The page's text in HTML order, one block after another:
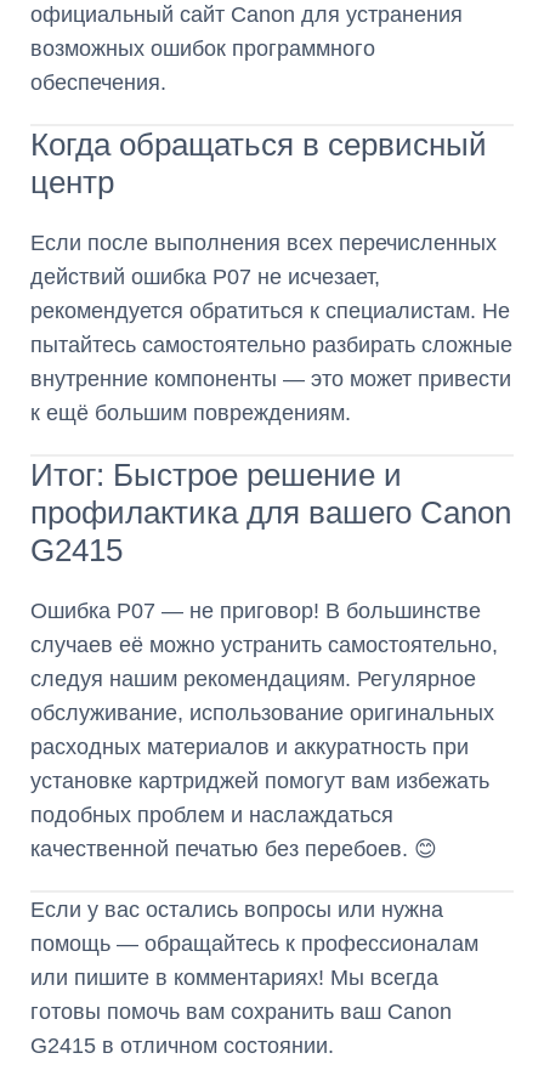
официальный сайт Canon для устранения
возможных ошибок программного
обеспечения.
Когда обращаться в сервисный
центр
Если после выполнения всех перечисленных
действий ошибка P07 не исчезает,
рекомендуется обратиться к специалистам. Не
пытайтесь самостоятельно разбирать сложные
внутренние компоненты — это может привести
к ещё большим повреждениям.
Итог: Быстрое решение и
профилактика для вашего Canon
G2415
Ошибка P07 — не приговор! В большинстве
случаев её можно устранить самостоятельно,
следуя нашим рекомендациям. Регулярное
обслуживание, использование оригинальных
расходных материалов и аккуратность при
установке картриджей помогут вам избежать
подобных проблем и наслаждаться
качественной печатью без перебоев. 😊
Если у вас остались вопросы или нужна
помощь — обращайтесь к профессионалам
или пишите в комментариях! Мы всегда
готовы помочь вам сохранить ваш Canon
G2415 в отличном состоянии.